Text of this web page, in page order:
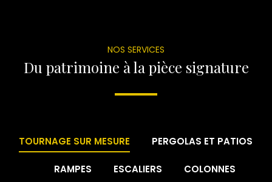
NOS SERVICES
Du patrimoine à la pièce signature
TOURNAGE SUR MESURE PERGOLAS ET PATIOS
RAMPES ESCALIERS COLONNES